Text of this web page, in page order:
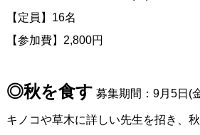
【定員】16名
【参加費】2,800円
◎秋を食す 募集期間：9月5日(
キノコや草木に詳しい先生を招き、